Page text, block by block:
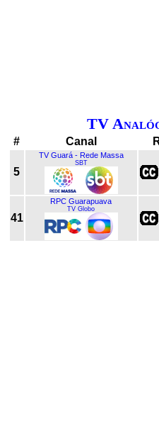
TV
# Canal
5
TV Guará - Rede Massa
SBT
41
RPC Guarapuava
TV Globo